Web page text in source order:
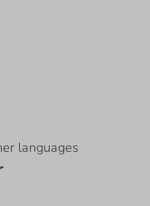
languages